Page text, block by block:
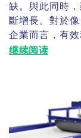
缺。與此同時
斷增長。對於
企業而言，有
继续阅读